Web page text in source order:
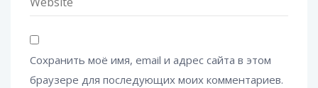
Сохранить моё имя, email и адрес сайта в этом
браузере для последующих моих комментариев.